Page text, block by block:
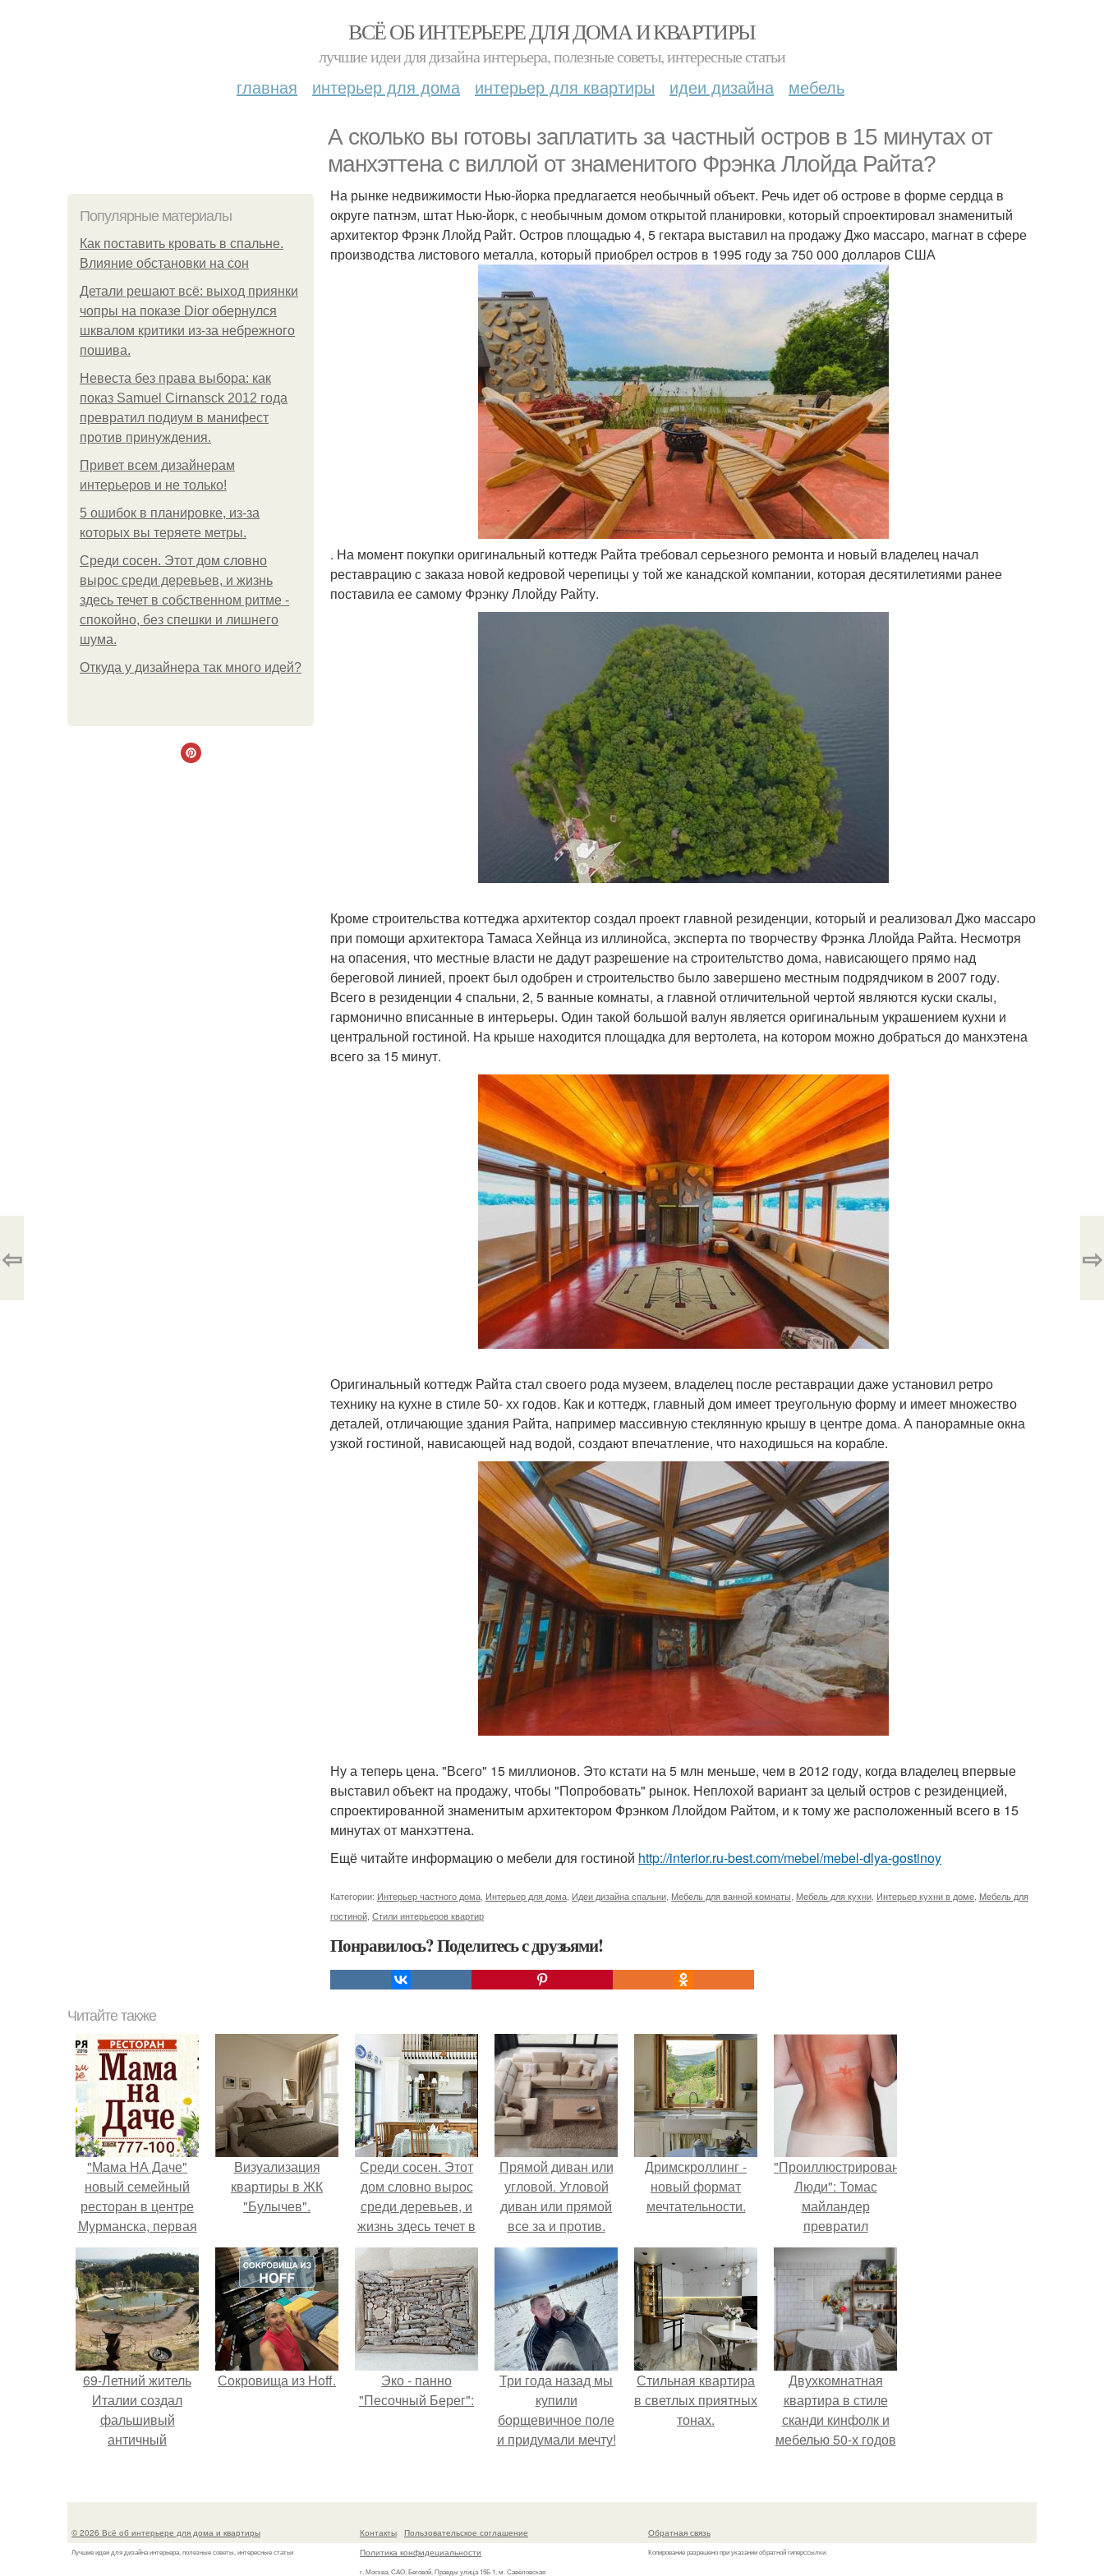
ВСЁ ОБ ИНТЕРЬЕРЕ ДЛЯ ДОМА И КВАРТИРЫ
лучшие идеи для дизайна интерьера, полезные советы, интересные статьи
главная интерьер для дома интерьер для квартиры идеи дизайна мебель
А сколько вы готовы заплатить за частный остров в 15 минутах от
манхэттена с виллой от знаменитого Фрэнка Ллойда Райта?
Популярные материалы
Как поставить кровать в спальне.
Влияние обстановки на сон
Детали решают всё: выход приянки
чопры на показе Dior обернулся
шквалом критики из-за небрежного
пошива.
Невеста без права выбора: как
показ Samuel Cirnansck 2012 года
превратил подиум в манифест
против принуждения.
Привет всем дизайнерам
интерьеров и не только!
5 ошибок в планировке, из-за
которых вы теряете метры.
Среди сосен. Этот дом словно
вырос среди деревьев, и жизнь
здесь течет в собственном ритме -
спокойно, без спешки и лишнего
шума.
Откуда у дизайнера так много идей?
На рынке недвижимости Нью-йорка предлагается необычный объект. Речь идет об острове в форме сердца в
округе патнэм, штат Нью-йорк, с необычным домом открытой планировки, который спроектировал знаменитый
архитектор Фрэнк Ллойд Райт. Остров площадью 4, 5 гектара выставил на продажу Джо массаро, магнат в сфере
производства листового металла, который приобрел остров в 1995 году за 750 000 долларов США
. На момент покупки оригинальный коттедж Райта требовал серьезного ремонта и новый владелец начал
реставрацию с заказа новой кедровой черепицы у той же канадской компании, которая десятилетиями ранее
поставила ее самому Фрэнку Ллойду Райту.
Кроме строительства коттеджа архитектор создал проект главной резиденции, который и реализовал Джо массаро
при помощи архитектора Тамаса Хейнца из иллинойса, эксперта по творчеству Фрэнка Ллойда Райта. Несмотря
на опасения, что местные власти не дадут разрешение на строительтство дома, нависающего прямо над
береговой линией, проект был одобрен и строительство было завершено местным подрядчиком в 2007 году.
Всего в резиденции 4 спальни, 2, 5 ванные комнаты, а главной отличительной чертой являются куски скалы,
гармонично вписанные в интерьеры. Один такой большой валун является оригинальным украшением кухни и
центральной гостиной. На крыше находится площадка для вертолета, на котором можно добраться до манхэтена
всего за 15 минут.
Оригинальный коттедж Райта стал своего рода музеем, владелец после реставрации даже установил ретро
технику на кухне в стиле 50- хх годов. Как и коттедж, главный дом имеет треугольную форму и имеет множество
деталей, отличающие здания Райта, например массивную стеклянную крышу в центре дома. А панорамные окна
узкой гостиной, нависающей над водой, создают впечатление, что находишься на корабле.
Ну а теперь цена. "Всего" 15 миллионов. Это кстати на 5 млн меньше, чем в 2012 году, когда владелец впервые
выставил объект на продажу, чтобы "Попробовать" рынок. Неплохой вариант за целый остров с резиденцией,
спроектированной знаменитым архитектором Фрэнком Ллойдом Райтом, и к тому же расположенный всего в 15
минутах от манхэттена.
Ещё читайте информацию о мебели для гостиной http://interior.ru-best.com/mebel/mebel-dlya-gostinoy
Категории: Интерьер частного дома Интерьер для дома Идеи дизайна спальни Мебель для ванной комнаты Мебель для кухни Интерьер кухни в доме Мебель для
гостиной Стили интерьеров квартир
Понравилось? Поделитесь с друзьями!
⇦ ⇨
Читайте также
"Мама НА Даче"
новый семейный
ресторан в центре
Мурманска, первая
уникальная
митерия в городе.
Визуализация
квартиры в ЖК
"Булычев".
Среди сосен. Этот
дом словно вырос
среди деревьев, и
жизнь здесь течет в
собственном ритме
- спокойно, без
спешки и лишнего
шума.
Прямой диван или
угловой. Угловой
диван или прямой
все за и против.
Дримскроллинг -
новый формат
мечтательности.
"Проиллюстрированные
Люди": Томас
майландер
превратил
солнечные ожоги в
арт - объект.
69-Летний житель
Италии создал
фальшивый
античный
успешно выдавал
историческое
наследие.
Сокровища из Hoff.
Эко - панно
"Песочный Берег":
Три года назад мы
купили
борщевичное поле
и придумали мечту!
Стильная квартира
в светлых приятных
тонах.
Двухкомнатная
квартира в стиле
сканди кинфолк и
мебелью 50-х годов
© 2026 Всё об интерьере для дома и квартиры
Лучшие идеи для дизайна интерьера, полезные советы, интересные статьи
Контакты
Пользовательское соглашение
Политика конфидециальности
г. Москва, САО, Беговой, Правды улица 15Б 1, м. Савёловская
Обратная связь
Копирование разрешено при указании обратной гиперссылки.